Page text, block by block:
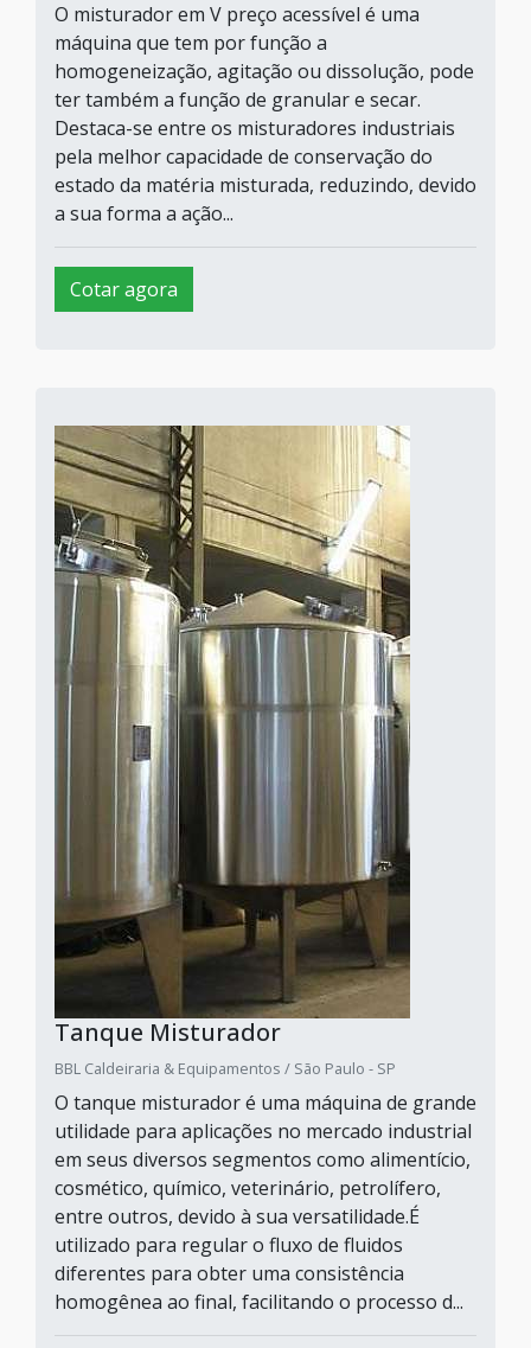
O misturador em V preço acessível é uma
máquina que tem por função a
homogeneização, agitação ou dissolução, pode
ter também a função de granular e secar.
Destaca-se entre os misturadores industriais
pela melhor capacidade de conservação do
estado da matéria misturada, reduzindo, devido
a sua forma a ação...
Cotar agora
Tanque Misturador
BBL Caldeiraria & Equipamentos / São Paulo - SP
O tanque misturador é uma máquina de grande
utilidade para aplicações no mercado industrial
em seus diversos segmentos como alimentício,
cosmético, químico, veterinário, petrolífero,
entre outros, devido à sua versatilidade.É
utilizado para regular o fluxo de fluidos
diferentes para obter uma consistência
homogênea ao final, facilitando o processo d...